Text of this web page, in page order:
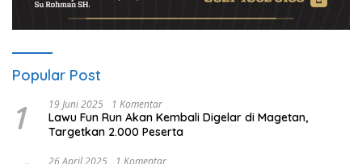
Popular Post
1 19 Juni 2025 1 Komentar
Lawu Fun Run Akan Kembali Digelar di Magetan,
Targetkan 2.000 Peserta